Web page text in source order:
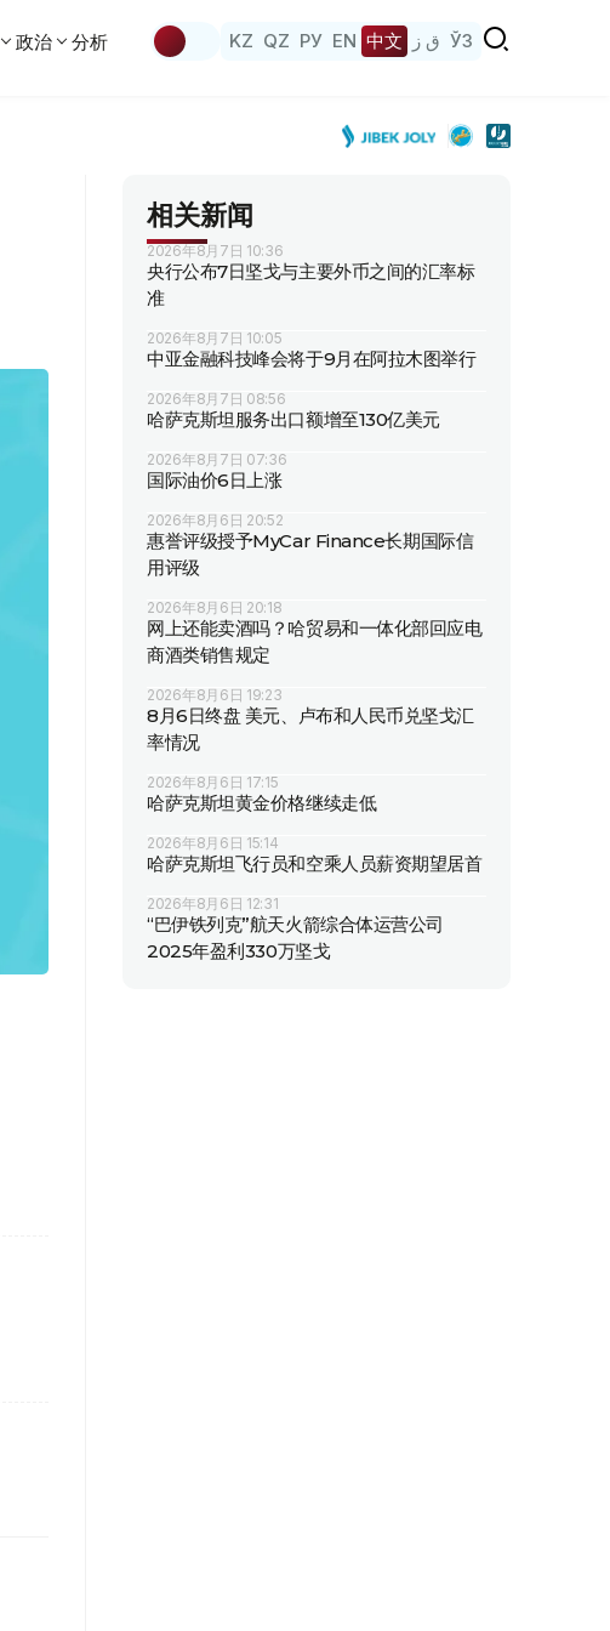
政治 分析 KZ QZ РУ EN 中文 ق ز ЎЗ
相关新闻
2026年8月7日 10:36
央行公布7日坚戈与主要外币之间的汇率标
准
2026年8月7日 10:05
中亚金融科技峰会将于9月在阿拉木图举行
2026年8月7日 08:56
哈萨克斯坦服务出口额增至130亿美元
2026年8月7日 07:36
国际油价6日上涨
2026年8月6日 20:52
惠誉评级授予MyCar Finance长期国际信
用评级
2026年8月6日 20:18
网上还能卖酒吗？哈贸易和一体化部回应电
商酒类销售规定
2026年8月6日 19:23
8月6日终盘 美元、卢布和人民币兑坚戈汇
率情况
2026年8月6日 17:15
哈萨克斯坦黄金价格继续走低
2026年8月6日 15:14
哈萨克斯坦飞行员和空乘人员薪资期望居首
2026年8月6日 12:31
“巴伊铁列克”航天火箭综合体运营公司
2025年盈利330万坚戈